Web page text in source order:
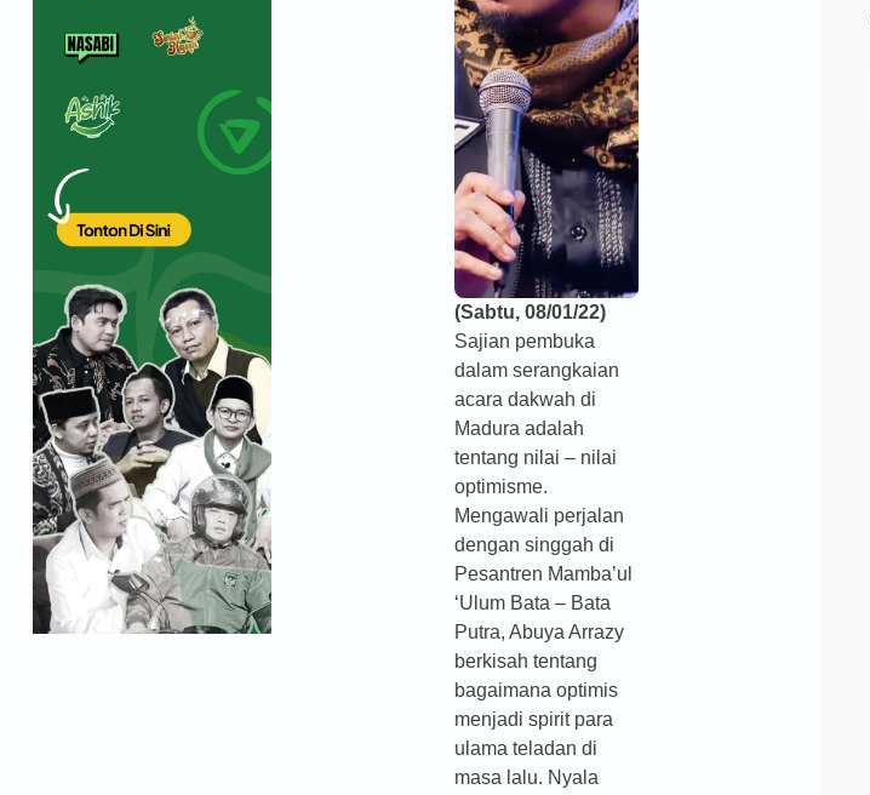
(Sabtu, 08/01/22)
Sajian pembuka
dalam serangkaian
acara dakwah di
Madura adalah
tentang nilai – nilai
optimisme.
Mengawali perjalan
dengan singgah di
Pesantren Mamba’ul
‘Ulum Bata – Bata
Putra, Abuya Arrazy
berkisah tentang
bagaimana optimis
menjadi spirit para
ulama teladan di
masa lalu. Nyala